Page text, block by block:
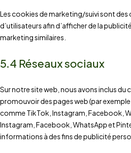
Les cookies de marketing/suivi sont
d’utilisateurs afin d’afficher de la
marketing similaires.
5.4 Réseaux sociaux
Sur notre site web, nous avons inclus
promouvoir des pages web (par
comme TikTok, Instagram, Facebook,
Instagram, Facebook, WhatsApp et
informations à des fins de publicité